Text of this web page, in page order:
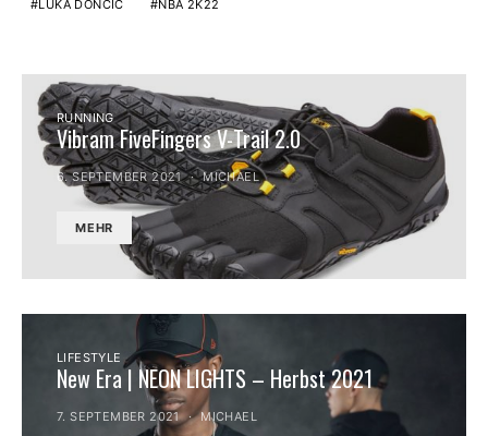
LUKA DONČIĆ NBA 2K22
RUNNING
Vibram FiveFingers V-Trail 2.0
6. SEPTEMBER 2021 MICHAEL
MEHR
LIFESTYLE
New Era | NEON LIGHTS – Herbst 2021
7. SEPTEMBER 2021 MICHAEL